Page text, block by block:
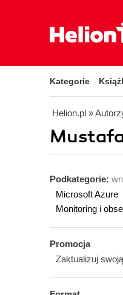
Kategorie
Helion.pl »
Podkategorie:
Microsoft Azure
Monitoring i
Promocja
Zaktualizuj